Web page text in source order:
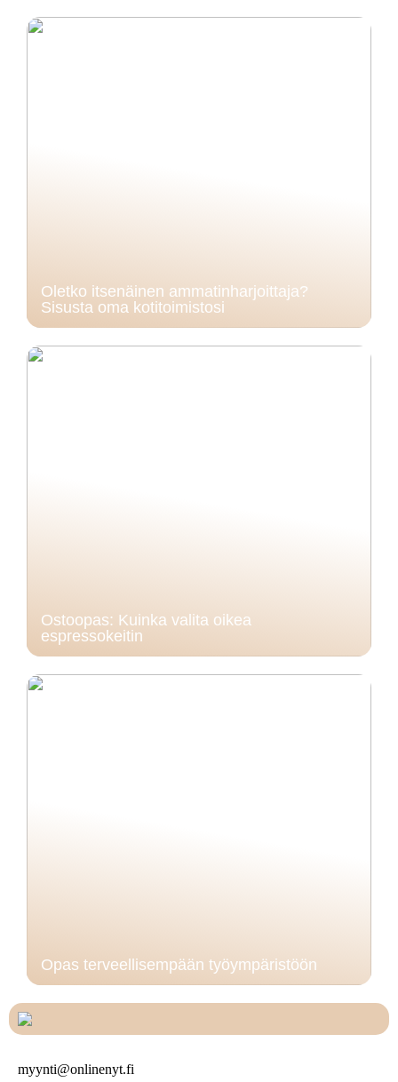
Oletko itsenäinen ammatinharjoittaja?
Sisusta oma kotitoimistosi
Ostoopas: Kuinka valita oikea
espressokeitin
Opas terveellisempään työympäristöön
myynti@onlinenyt.fi